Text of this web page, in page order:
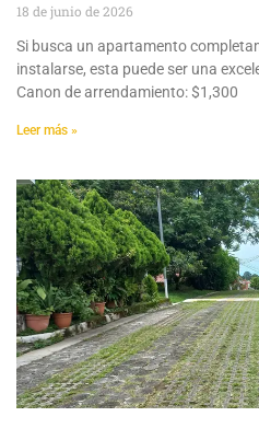
18 de junio de 2026
Si busca un apartamento
instalarse, esta puede ser una
Canon de arrendamiento: $1,300
Leer más »